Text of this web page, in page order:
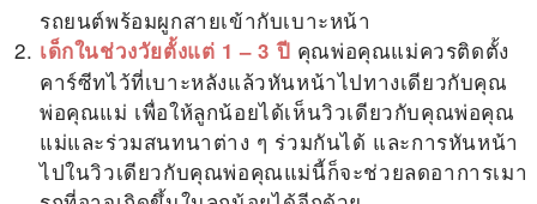
รถยนต์พร้อมผูกสายเข้ากับเบาะหน้า
เด็กในช่วงวัยตั้งแต่ 1 – 3 ปี คุณพ่อคุณแม่ควรติดตั้ง
คาร์ซีทไว้ที่เบาะหลังแล้วหันหน้าไปทางเดียวกับคุณ
พ่อคุณแม่ เพื่อให้ลูกน้อยได้เห็นวิวเดียวกับคุณพ่อคุณ
แม่และร่วมสนทนาต่าง ๆ ร่วมกันได้ และการหันหน้า
ไปในวิวเดียวกับคุณพ่อคุณแม่นี้ก็จะช่วยลดอาการเมา